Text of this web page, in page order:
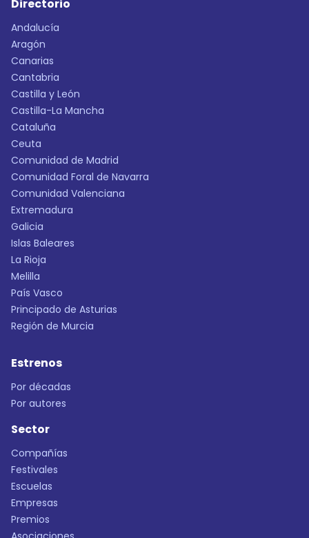
Directorio
Andalucía
Aragón
Canarias
Cantabria
Castilla y León
Castilla-La Mancha
Cataluña
Ceuta
Comunidad de Madrid
Comunidad Foral de Navarra
Comunidad Valenciana
Extremadura
Galicia
Islas Baleares
La Rioja
Melilla
País Vasco
Principado de Asturias
Región de Murcia
Estrenos
Por décadas
Por autores
Sector
Compañías
Festivales
Escuelas
Empresas
Premios